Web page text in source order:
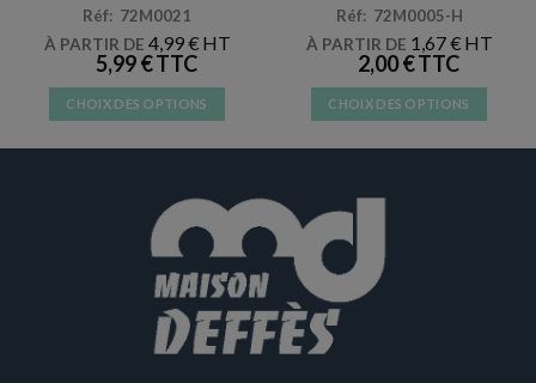
Réf: 72M0021
À PARTIR DE 4,99€
5,99€
CHOIX DES OPTIONS
plusieurs
variations.
Les
options
peuvent
être
choisies
Réf: 72M0005-H
À PARTIR DE 1,67€
2,00€
CHOIX DES OPTIONS